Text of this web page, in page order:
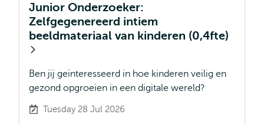
Junior Onderzoeker:
Zelfgegenereerd intiem
beeldmateriaal van kinderen (0,4fte)
Ben jij geïnteresseerd in hoe kinderen veilig en
gezond opgroeien in een digitale wereld?
Tuesday 28 Jul 2026